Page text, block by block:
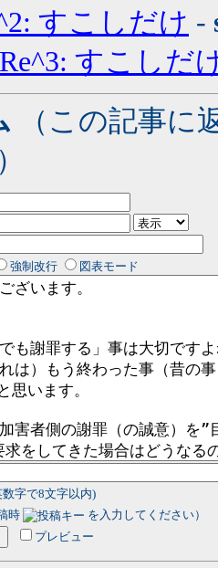
すこしだけ -
Re^3: すこしだ
（この記事に
強制改行 図表モード
数字で8文字以内)
時
を入力してください）
プレビュー